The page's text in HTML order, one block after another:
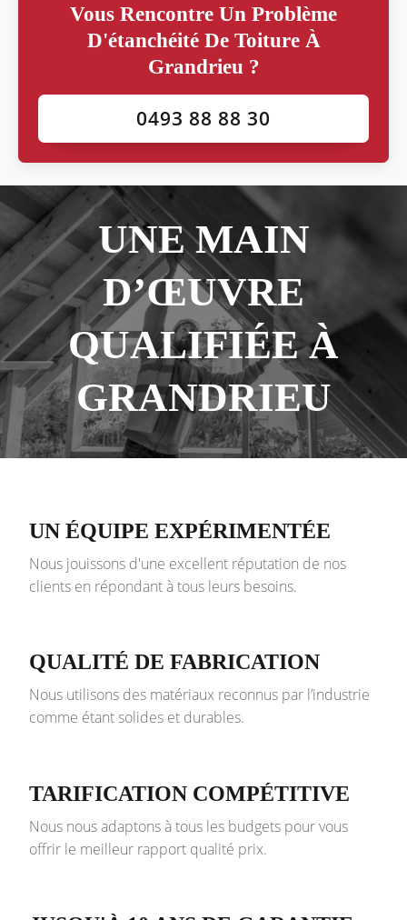
Vous Rencontre Un Problème
D'étanchéité De Toiture À
Grandrieu ?
0493 88 88 30
UNE MAIN
D’ŒUVRE
QUALIFIÉE À
GRANDRIEU
UN ÉQUIPE EXPÉRIMENTÉE
Nous jouissons d'une excellent réputation de nos
clients en répondant à tous leurs besoins.
QUALITÉ DE FABRICATION
Nous utilisons des matériaux reconnus par l’industrie
comme étant solides et durables.
TARIFICATION COMPÉTITIVE
Nous nous adaptons à tous les budgets pour vous
offrir le meilleur rapport qualité prix.